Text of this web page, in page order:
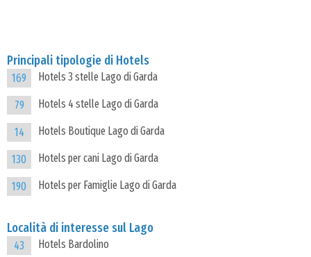
Principali tipologie di Hotels
169 Hotels 3 stelle Lago di Garda
79 Hotels 4 stelle Lago di Garda
14 Hotels Boutique Lago di Garda
130 Hotels per cani Lago di Garda
190 Hotels per Famiglie Lago di Garda
Località di interesse sul Lago
43 Hotels Bardolino